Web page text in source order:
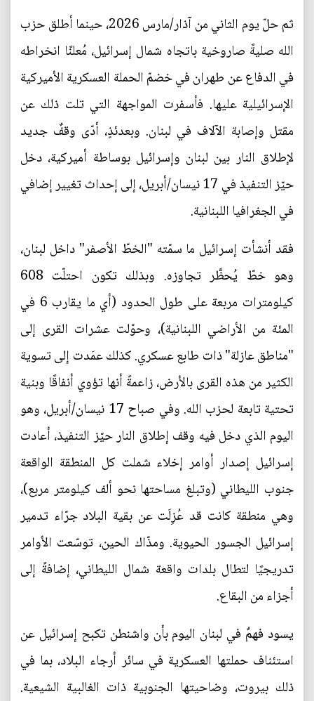
ثم حلّ يوم الثاني من آذار/مارس 2026، حينما أطلق حزب
الله صليةً صاروخية باتجاه شمال إسرائيل، مُعلنًا انخراطه
في الدفاع عن طهران في خضمّ الحملة العسكرية الأميركية
الإسرائيلية عليها. فأسفرت المواجهة التي تلت ذلك عن
مقتل وإصابة الآلاف في لبنان. وبعدئذٍ، أدّى وقفٌ جديد
لإطلاق النار بين لبنان وإسرائيل بوساطة أميركية، دخل
حيّز التنفيذ في 17 نيسان/أبريل، إلى إحداث تغيير إضافي
في الجغرافيا اللبنانية.
فقد أنشأت إسرائيل ما سمّته "الخطّ الأصفر" داخل لبنان،
وهو خطّ يُحظَّر تجاوزه. وبذلك تكون احتلّت 608
كيلومترات مربعة على طول الحدود (أي ما يقارب 6 في
المئة من الأراضي اللبنانية)، وحوّلت عشرات القرى إلى
"مناطق عازلة" ذات طابع عسكري. كذلك عمَدت إلى تسوية
الكثير من هذه القرى بالأرض، زاعمةً أنها تؤوي أنفاقًا وبنية
تحتية تابعة لحزب الله. وفي صباح 17 نيسان/أبريل، وهو
اليوم الذي دخل فيه وقف إطلاق النار حيّز التنفيذ، أعادت
إسرائيل إصدار أوامر إخلاء شملت كل المنطقة الواقعة
جنوب الليطاني (وتبلغ مساحتها نحو ألف كيلومتر مربع)،
وهي منطقة كانت قد عُزِلَت عن بقية البلاد جرّاء تدمير
إسرائيل الجسور الحيوية. ومذّاك الحين، توسّعت الأوامر
تدريجيًا لتطال بلدات واقعة شمال الليطاني، إضافةً إلى
أجزاء من البقاع.
يسود فهمٌ في لبنان اليوم بأن واشنطن تكبح إسرائيل عن
استئناف حملتها العسكرية في سائر أرجاء البلاد، بما في
ذلك بيروت، وضاحيتها الجنوبية ذات الغالبية الشيعية.